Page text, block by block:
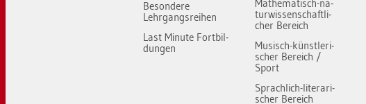
Be­son­de­re
Lehr­gangs­rei­hen
Last Mi­nu­te Fort­bil­
dun­gen
Ma­the­ma­tisch-na­
tur­wis­sen­schaft­li­
cher Be­reich
Mu­sisch-künst­le­ri­
scher Be­reich /
Sport
Sprach­lich-li­te­ra­ri­
scher Be­reich